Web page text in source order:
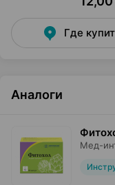
Где
Аналоги
Мед-